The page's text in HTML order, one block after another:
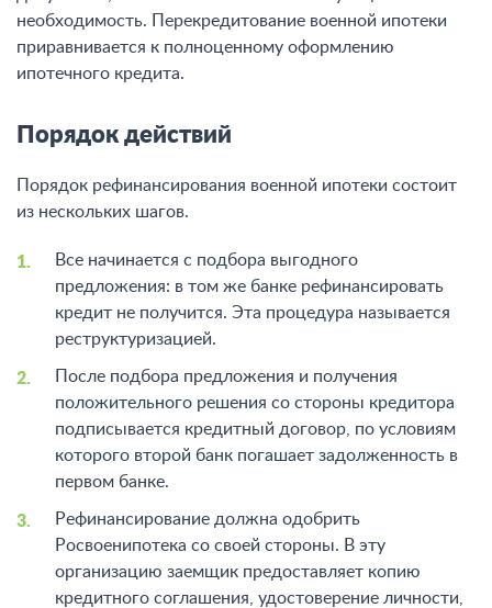
необходимость. Перекредитование военной ипотеки
приравнивается к полноценному оформлению
ипотечного кредита.
Порядок действий
Порядок рефинансирования военной ипотеки состоит
из нескольких шагов.
Все начинается с подбора выгодного
предложения: в том же банке рефинансировать
кредит не получится. Эта процедура называется
реструктуризацией.
После подбора предложения и получения
положительного решения со стороны кредитора
подписывается кредитный договор, по условиям
которого второй банк погашает задолженность в
первом банке.
Рефинансирование должна одобрить
Росвоенипотека со своей стороны. В эту
организацию заемщик предоставляет копию
кредитного соглашения, удостоверение личности,